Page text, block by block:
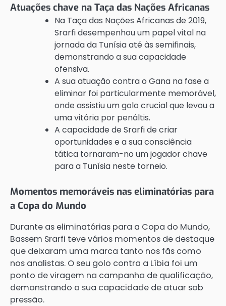
Atuações chave na Taça das Nações Africanas
Na Taça das Nações Africanas de 2019,
Srarfi desempenhou um papel vital na
jornada da Tunísia até às semifinais,
demonstrando a sua capacidade
ofensiva.
A sua atuação contra o Gana na fase a
eliminar foi particularmente memorável,
onde assistiu um golo crucial que levou a
uma vitória por penáltis.
A capacidade de Srarfi de criar
oportunidades e a sua consciência
tática tornaram-no um jogador chave
para a Tunísia neste torneio.
Momentos memoráveis nas eliminatórias para
a Copa do Mundo
Durante as eliminatórias para a Copa do Mundo,
Bassem Srarfi teve vários momentos de destaque
que deixaram uma marca tanto nos fãs como
nos analistas. O seu golo contra a Líbia foi um
ponto de viragem na campanha de qualificação,
demonstrando a sua capacidade de atuar sob
pressão.